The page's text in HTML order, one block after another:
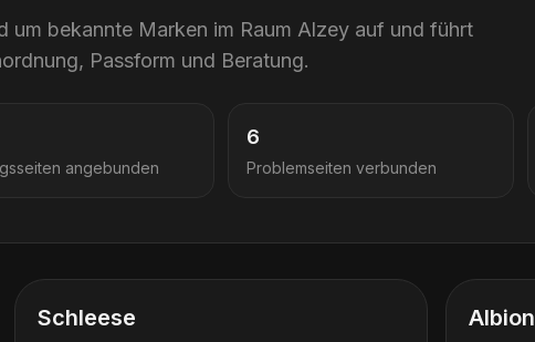
um bekannte Marken im Raum Alzey auf und führt
Passform und Beratung.
angebunden
6
Problemseiten verbunden
Schleese Albion